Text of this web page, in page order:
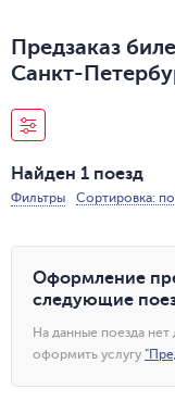
Предзаказ
Санкт-
Найден 1 поезд
Фильтры
Сортировка:
Оформление
следующие
На данные поезда
оформить услугу "